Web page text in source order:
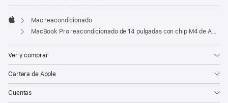
Apple
Mac reacondicionado
MacBook Pro reacondicionado de 14 pulgadas con chip M4 de Apple, CPU de 10 núcleos y GPU de 10 núcleos - Plata
Ver y comprar
Cartera de Apple
Cuentas